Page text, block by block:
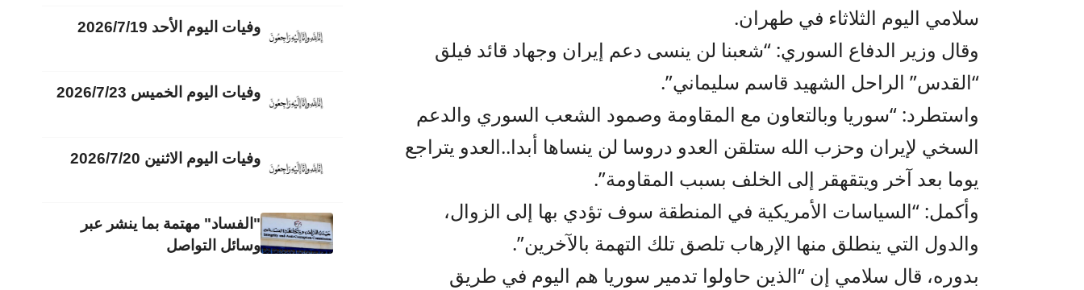
سلامي اليوم الثلاثاء في طهران.
وقال وزير الدفاع السوري: “شعبنا لن ينسى دعم إيران وجهاد قائد فيلق
“القدس” الراحل الشهيد قاسم سليماني”.
واستطرد: “سوريا وبالتعاون مع المقاومة وصمود الشعب السوري والدعم
السخي لإيران وحزب الله ستلقن العدو دروسا لن ينساها أبدا..العدو يتراجع
يوما بعد آخر ويتقهقر إلى الخلف بسبب المقاومة”.
وأكمل: “السياسات الأمريكية في المنطقة سوف تؤدي بها إلى الزوال،
والدول التي ينطلق منها الإرهاب تلصق تلك التهمة بالآخرين”.
بدوره، قال سلامي إن “الذين حاولوا تدمير سوريا هم اليوم في طريق
وفيات اليوم الأحد 2026/7/19
وفيات اليوم الخميس 2026/7/23
وفيات اليوم الاثنين 2026/7/20
"الفساد" مهتمة بما ينشر عبر
وسائل التواصل